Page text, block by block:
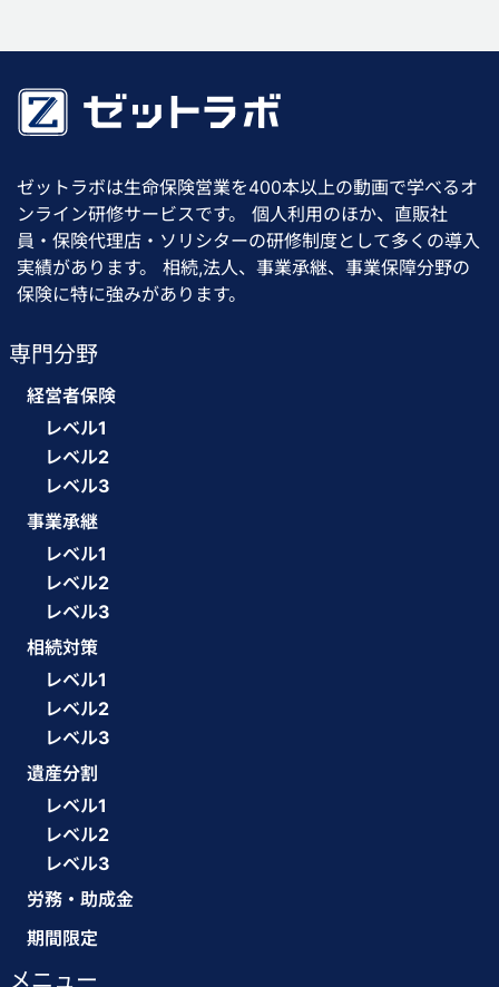
ゼットラボは生命保険営業を400本以上の動画で学べるオ
ンライン研修サービスです。 個人利用のほか、直販社
員・保険代理店・ソリシターの研修制度として多くの導入
実績があります。 相続,法人、事業承継、事業保障分野の
保険に特に強みがあります。
専門分野
経営者保険
レベル1
レベル2
レベル3
事業承継
レベル1
レベル2
レベル3
相続対策
レベル1
レベル2
レベル3
遺産分割
レベル1
レベル2
レベル3
労務・助成金
期間限定
メニュー